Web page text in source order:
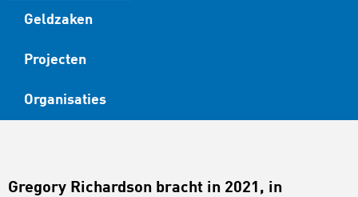
Geldzaken
Projecten
Organisaties
Gregory Richardson bracht in 2021, in